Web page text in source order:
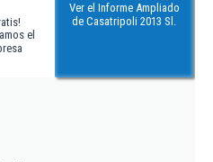
el
Ver el Informe Ampliado
de Casatripoli 2013 Sl.